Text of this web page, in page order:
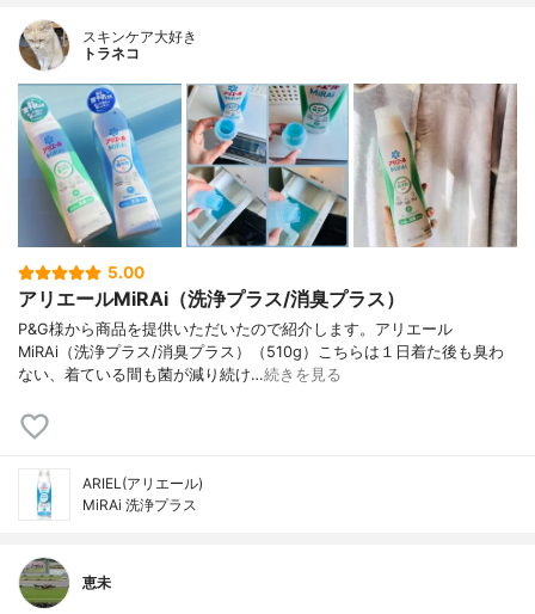
スキンケア大好き
トラネコ
5.00
アリエールMiRAi（洗浄プラス/消臭プラス）
P&G様から商品を提供いただいたので紹介します。アリエール
MiRAi（洗浄プラス/消臭プラス）（510g）こちらは１日着た後も臭わ
ない、着ている間も菌が減り続け…続きを見る
ARIEL(アリエール)
MiRAi 洗浄プラス
恵未